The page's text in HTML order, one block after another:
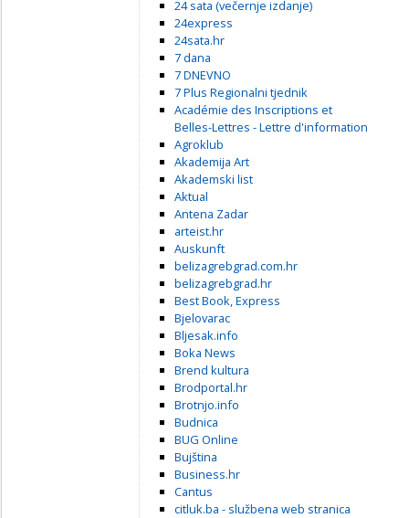
24 sata (večernje izdanje)
24express
24sata.hr
7 dana
7 DNEVNO
7 Plus Regionalni tjednik
Académie des Inscriptions et
Belles-Lettres - Lettre d'information
Agroklub
Akademija Art
Akademski list
Aktual
Antena Zadar
arteist.hr
Auskunft
belizagrebgrad.com.hr
belizagrebgrad.hr
Best Book, Express
Bjelovarac
Bljesak.info
Boka News
Brend kultura
Brodportal.hr
Brotnjo.info
Budnica
BUG Online
Bujština
Business.hr
Cantus
citluk.ba - službena web stranica